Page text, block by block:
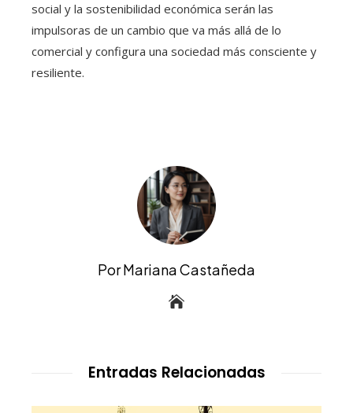
social y la sostenibilidad económica serán las
impulsoras de un cambio que va más allá de lo
comercial y configura una sociedad más consciente y
resiliente.
Por Mariana Castañeda
Entradas Relacionadas